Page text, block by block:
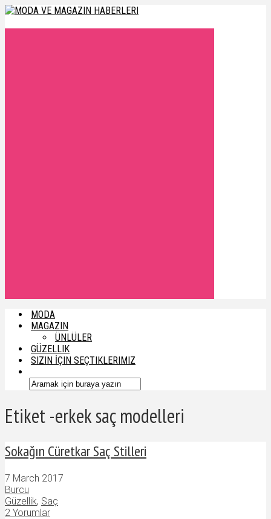
MODA
MAGAZIN
ÜNLÜLER
GÜZELLIK
SIZIN İÇIN SEÇTIKLERIMIZ
Etiket -erkek saç modelleri
Sokağın Cüretkar Saç Stilleri
7 March 2017
Burcu
Güzellik, Saç
2 Yorumlar